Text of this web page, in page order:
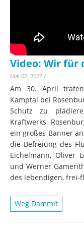
Video: Wir für
Mai 02, 2022 /
Am 30. April
Kamptal bei
Schutz zu
Kraftwerks
ein großes Banner
die Befreiung des
Eichelmann, Oliver
und Werner
des lebendigen, frei-
Weg Dammit